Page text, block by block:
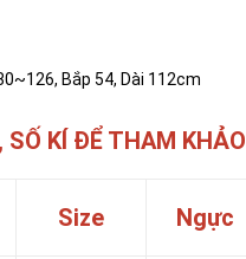
Bắp 54, Dài 112cm
SỐ KÍ ĐỂ THAM KHẢO
Size Ngực